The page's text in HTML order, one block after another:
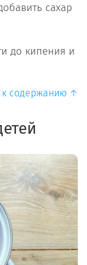
сахар
до кипения и
к содержанию ↑